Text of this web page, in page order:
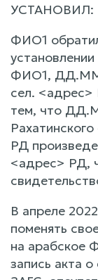
УСТАНОВИЛ:
ФИО1
ФИО1,
сел. <адрес>
тем, что
РД
<адрес> РД,
В апреле
поменять
на арабское
запись акта